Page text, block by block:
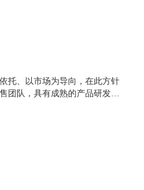
托、以市场为导向，在此方针
团队，具有成熟的产品研发和